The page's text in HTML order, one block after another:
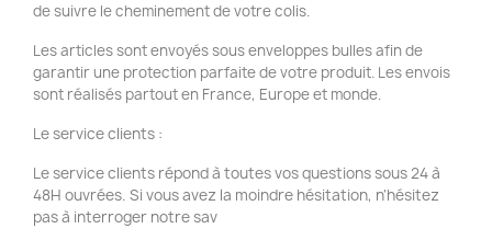
de suivre le cheminement de votre colis.
Les articles sont envoyés sous enveloppes bulles afin de
garantir une protection parfaite de votre produit. Les envois
sont réalisés partout en France, Europe et monde.
Le service clients :
Le service clients répond à toutes vos questions sous 24 à
48H ouvrées. Si vous avez la moindre hésitation, n'hésitez
pas à interroger notre sav